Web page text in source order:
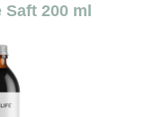
Saft 200 ml